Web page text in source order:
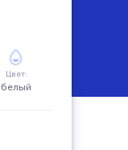
Цвет:
белый